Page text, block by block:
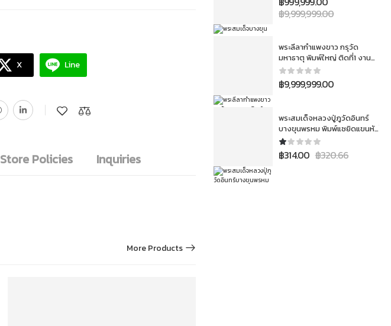
฿9,999,999.00
พระลีลากำแพงขาว กรุวัด
มหาธาตุ พิมพ์ใหญ่ ติดที่1 งาน
สมาคม 3โลห์ ประเภทเนื้อชิน
฿9,999,999.00
พระสมเด็จหลวงปู่ภูวัดอินทร์
บางขุนพรหม พิมพ์แซยิดแขนหัก
ศอกนิยม
฿314.00 ฿320.66
X Line
Store Policies Inquiries
More Products